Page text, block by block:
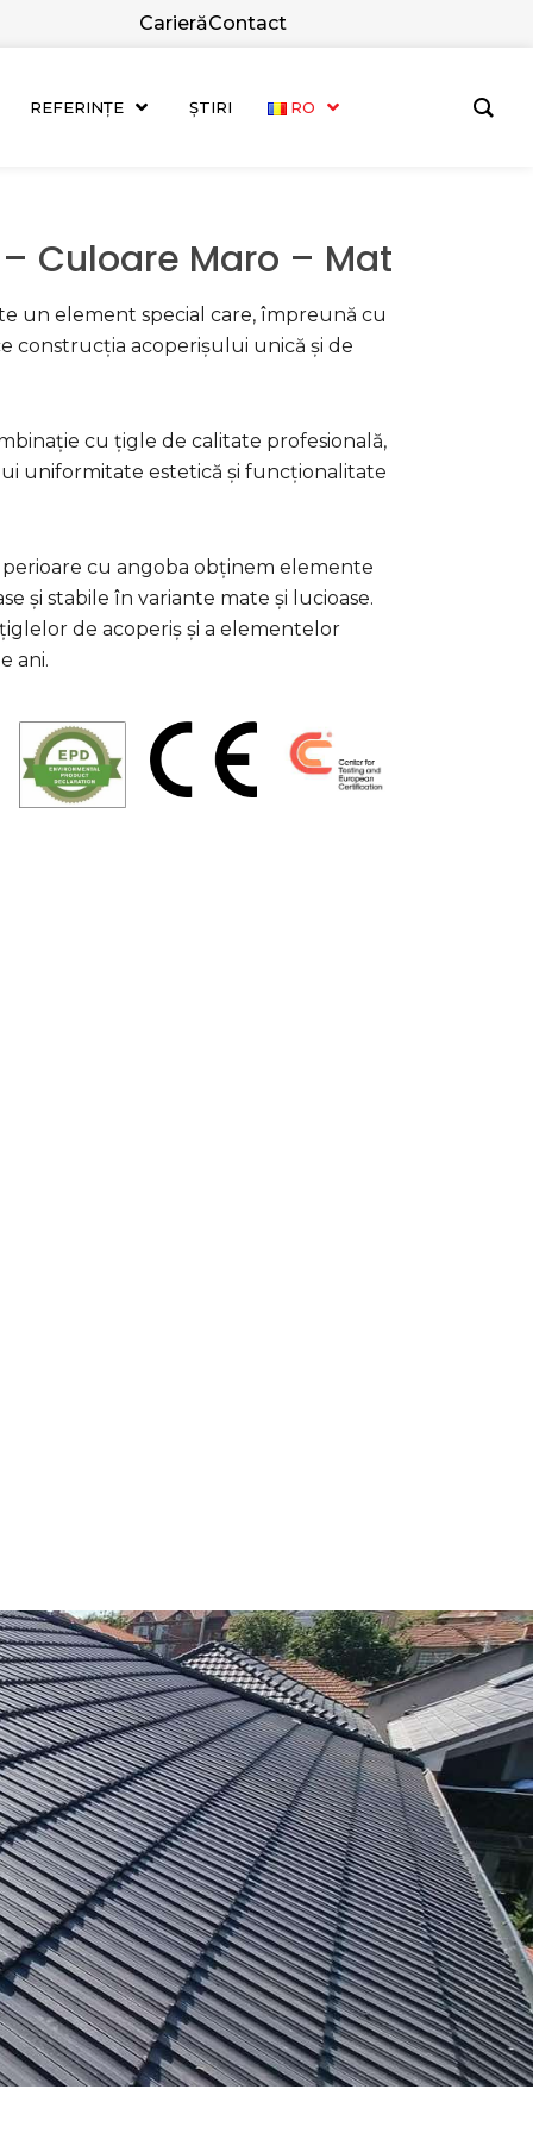
CarierăContact
REFERINȚE ȘTIRI RO
Culoare Maro – Mat
un element special care, împreună cu
construcția acoperișului unică și de
cu țigle de calitate profesională,
uniformitate estetică și funcționalitate
cu angoba obținem elemente
și stabile în variante mate și lucioase.
de acoperiș și a elementelor
ani.